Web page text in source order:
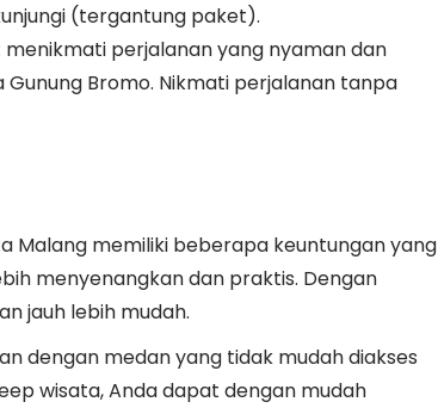
(tergantung paket).
perjalanan yang nyaman dan
Bromo. Nikmati perjalanan tanpa
Malang memiliki beberapa keuntungan yang
menyenangkan dan praktis. Dengan
jauh lebih mudah.
dengan medan yang tidak mudah diakses
wisata, Anda dapat dengan mudah